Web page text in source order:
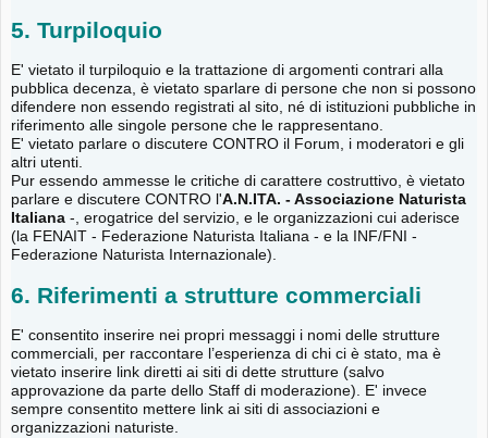
5. Turpiloquio
E' vietato il turpiloquio e la trattazione di argomenti contrari alla
pubblica decenza, è vietato sparlare di persone che non si possono
difendere non essendo registrati al sito, né di istituzioni pubbliche in
riferimento alle singole persone che le rappresentano.
E' vietato parlare o discutere CONTRO il Forum, i moderatori e gli
altri utenti.
Pur essendo ammesse le critiche di carattere costruttivo, è vietato
parlare e discutere CONTRO l'A.N.ITA. - Associazione Naturista
Italiana -, erogatrice del servizio, e le organizzazioni cui aderisce
(la FENAIT - Federazione Naturista Italiana - e la INF/FNI -
Federazione Naturista Internazionale).
6. Riferimenti a strutture commerciali
E' consentito inserire nei propri messaggi i nomi delle strutture
commerciali, per raccontare l’esperienza di chi ci è stato, ma è
vietato inserire link diretti ai siti di dette strutture (salvo
approvazione da parte dello Staff di moderazione). E' invece
sempre consentito mettere link ai siti di associazioni e
organizzazioni naturiste.